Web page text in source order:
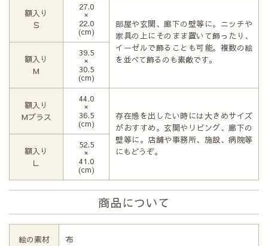
額入り
Ｓ
27.0
×
22.0
(cm)
部屋や玄関、廊下の壁等に。ニッチや
家具の上にそのまま置いて飾ったり、
イーゼルで飾ることも可能。複数の絵
を並べて飾るのも素敵です。
額入り
М
39.5
×
30.5
(cm)
額入り
Мプラス
44.0
×
36.5
(cm)
存在感を出したい時には大きめサイズ
がおすすめ。玄関やリビング、廊下の
壁等に。店舗や事務所、施設、病院等
にもどうぞ。
額入り
Ｌ
52.5
×
41.0
(cm)
商品について
絵の素材 布